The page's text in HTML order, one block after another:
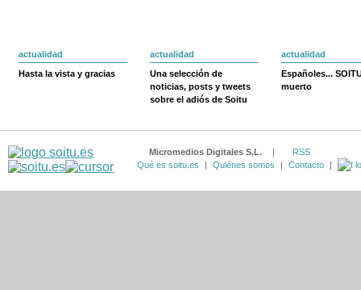
actualidad
Hasta la vista y gracias
actualidad
Una selección de
noticias, posts y tweets
sobre el adiós de Soitu
actualidad
Españoles...
muerto
Micromedios Digitales S.L. |
RSS
Qué es soitu.es
| Quiénes somos | Contacto |